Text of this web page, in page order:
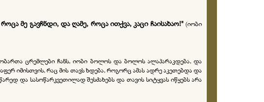
მე გავჩნდი, და ღამე, როცა ითქვა, კაცი ჩაისახაო!" (იობი
ცრემლები ჩანს, იობი ბოლოს და ბოლოს ალაპარაკდება, და
იმისთვის, რაც მის თავს ხდება, როგორც ამას ადრე აკეთებდა და
და სასოწარკვეთილად შესძახებს და თავის სიტყვას იწყებს არა